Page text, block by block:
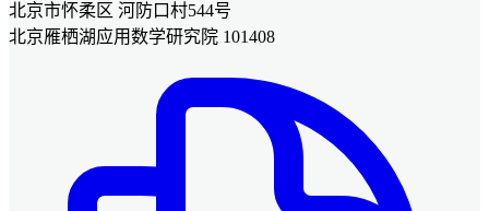
北京市怀柔区 河防口村544号
北京雁栖湖应用数学研究院 101408